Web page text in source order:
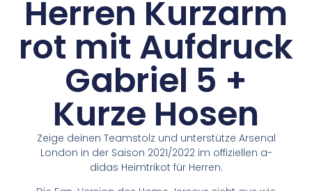
Herren Kurzarm
rot mit Aufdruck
Gabriel 5 +
Kurze Hosen
Zeige deinen Teamstolz und unterstütze Arsenal
London in der Saison 2021/2022 im offiziellen a-
didas Heimtrikot für Herren.